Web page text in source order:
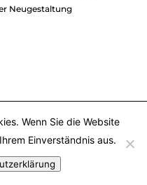
Neugestaltung
Wenn Sie die Website
Einverständnis aus.